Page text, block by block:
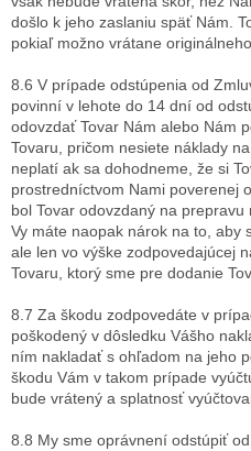
došlo k jeho zaslaniu späť Nám.
pokiaľ možno vrátane
8.6 V prípade odstúpenia od
povinní v lehote do 14 dní od
odovzdať Tovar Nám alebo Nám
Tovaru, pričom nesiete náklady
neplatí ak sa dohodneme, že si
prostredníctvom Nami poverenej
bol Tovar odovzdaný na
Vy máte naopak nárok na to, aby
ale len vo výške zodpovedajúcej
Tovaru, ktorý sme pre dodanie
8.7 Za škodu zodpovedáte v
poškodený v dôsledku Vášho
ním nakladať s ohľadom na jeho
škodu Vám v takom prípade
bude vrátený a splatnosť
8.8 My sme oprávnení odstúpiť